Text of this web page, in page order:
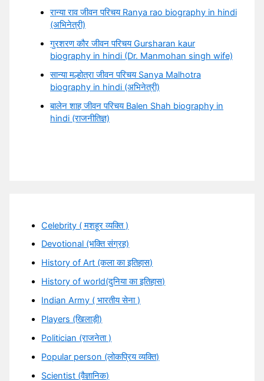
रान्या राव जीवन परिचय Ranya rao biography in hindi
(अभिनेत्री)
गुरशरण कौर जीवन परिचय Gursharan kaur
biography in hindi (Dr. Manmohan singh wife)
सान्या मल्होत्रा जीवन परिचय Sanya Malhotra
biography in hindi (अभिनेत्री)
बालेन शाह जीवन परिचय Balen Shah biography in
hindi (राजनीतिज्ञ)
Celebrity ( मशहूर व्यक्ति )
Devotional (भक्ति संग्रह)
History of Art (कला का इतिहास)
History of world(दुनिया का इतिहास)
Indian Army ( भारतीय सेना )
Players (खिलाड़ी)
Politician (राजनेता )
Popular person (लोकप्रिय व्यक्ति)
Scientist (वैज्ञानिक)